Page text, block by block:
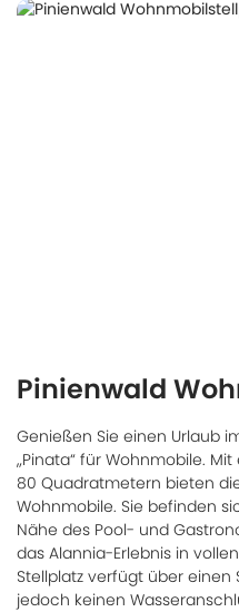
Pinienwald
Genießen Sie einen Urlaub
„Pinata“ für Wohnmobile.
80 Quadratmetern bieten
Wohnmobile. Sie befinden
Nähe des Pool- und
das Alannia-Erlebnis in
Stellplatz verfügt über einen
jedoch keinen